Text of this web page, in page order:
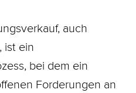
anfordern
auch
ist ein
bei dem ein
Forderungen an